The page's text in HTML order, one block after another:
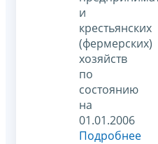
и
крестьянских
(фермерских)
хозяйств
по
состоянию
на
01.01.2006
Подробнее